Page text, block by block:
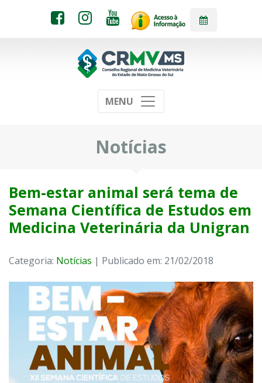
MENU
Notícias
Bem-estar animal será tema de
Semana Científica de Estudos em
Medicina Veterinária da Unigran
Categoria: Notícias | Publicado em: 21/02/2018